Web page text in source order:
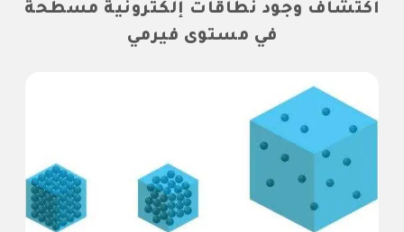
اكتشاف وجود نطاقات إلكترونية مسطحة
في مستوى فيرمي